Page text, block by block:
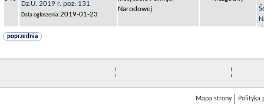
Dz.U. 2019 r. poz. 131
Data ogłoszenia:2019-01-23
Narodowej
poprzednia
Mapa strony Polityka